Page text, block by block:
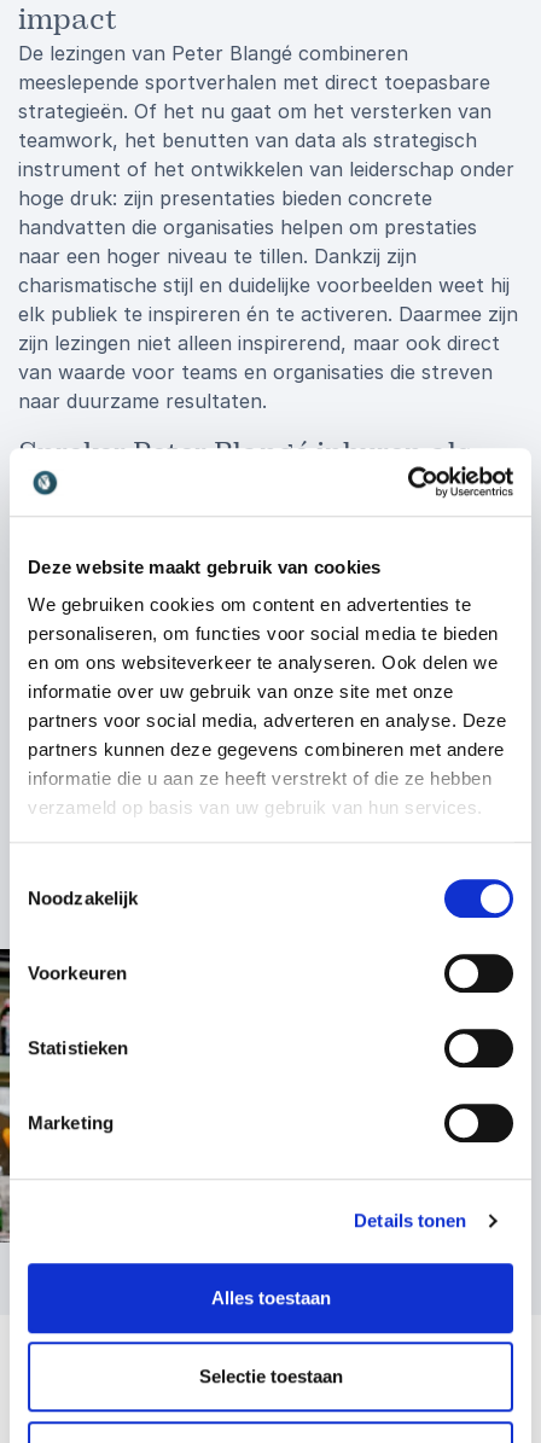
Deze website maakt gebruik van cookies
We gebruiken cookies om content en advertenties te
personaliseren, om functies voor social media te bieden
en om ons websiteverkeer te analyseren. Ook delen we
informatie over uw gebruik van onze site met onze
partners voor social media, adverteren en analyse. Deze
partners kunnen deze gegevens combineren met andere
informatie die u aan ze heeft verstrekt of die ze hebben
verzameld op basis van uw gebruik van hun services.
Noodzakelijk
Voorkeuren
Statistieken
Marketing
Details tonen
Alles toestaan
Selectie toestaan
impact
De lezingen van Peter Blangé combineren
meeslepende sportverhalen met direct toepasbare
strategieën. Of het nu gaat om het versterken van
teamwork, het benutten van data als strategisch
instrument of het ontwikkelen van leiderschap onder
hoge druk: zijn presentaties bieden concrete
handvatten die organisaties helpen om prestaties
naar een hoger niveau te tillen. Dankzij zijn
charismatische stijl en duidelijke voorbeelden weet hij
elk publiek te inspireren én te activeren. Daarmee zijn
zijn lezingen niet alleen inspirerend, maar ook direct
van waarde voor teams en organisaties die streven
naar duurzame resultaten.
Spreker Peter Blangé inhuren als
sleutel tot topprestaties
mix van inspiratie en toepasbare kennis. Zijn
boodschap blijft hangen en motiveert teams om
samen topprestaties neer te zetten. Of het nu gaat
om een congres, leiderschapsevent of
managementdag: zijn lezingen geven energie, richting
en concrete inzichten die nog lang effect hebben.
Boek spreker Peter Blangé en ontdek hoe lessen uit
de topsport organisaties kunnen transformeren en
laten excelleren op het hoogste niveau. Neem